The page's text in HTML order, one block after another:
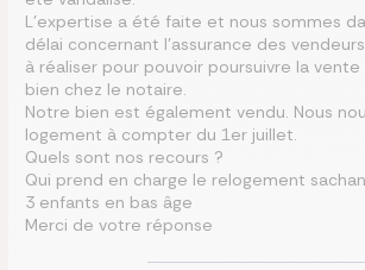
L’expertise a été faite et nous sommes
délai concernant l’assurance des
à réaliser pour pouvoir poursuivre la
bien chez le notaire.
Notre bien est également vendu. Nous
logement à compter du 1er juillet.
Quels sont nos recours ?
Qui prend en charge le relogement
3 enfants en bas âge
Merci de votre réponse